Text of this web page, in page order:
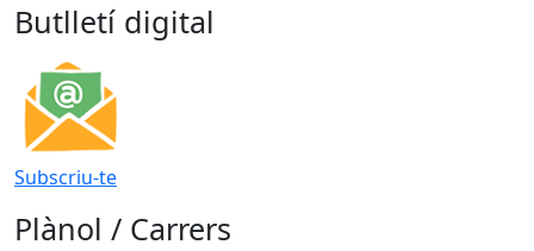
Butlletí digital
Subscriu-te
Plànol / Carrers